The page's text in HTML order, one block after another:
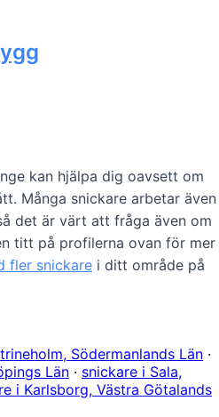
kan hjälpa dig oavsett om
Många snickare arbetar även
det är värt att fråga även om
titt på profilerna ovan för mer
fler snickare i ditt område på
Södermanlands Län ·
Län · snickare i Sala,
i Karlsborg, Västra Götalands